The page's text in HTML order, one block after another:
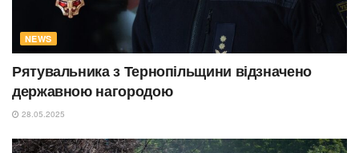
NEWS
Рятувальника з Тернопільщини відзначено
державною нагородою
28.05.2025